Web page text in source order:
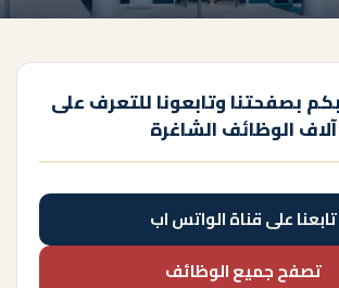
بصفحتنا وتابعونا للتعرف على
آلاف الوظائف الشاغرة
تابعنا على قناة الواتس اب
تصفح جميع الوظائف